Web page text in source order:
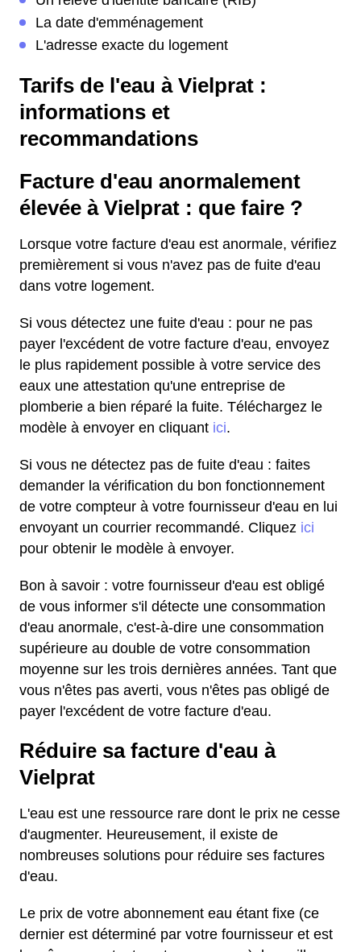
La date d'emménagement
L'adresse exacte du logement
Tarifs de l'eau à Vielprat :
informations et
recommandations
Facture d'eau anormalement
élevée à Vielprat : que faire ?
Lorsque votre facture d'eau est anormale, vérifiez
premièrement si vous n'avez pas de fuite d'eau
dans votre logement.
Si vous détectez une fuite d'eau : pour ne pas
payer l'excédent de votre facture d'eau, envoyez
le plus rapidement possible à votre service des
eaux une attestation qu'une entreprise de
plomberie a bien réparé la fuite. Téléchargez le
modèle à envoyer en cliquant ici.
Si vous ne détectez pas de fuite d'eau : faites
demander la vérification du bon fonctionnement
de votre compteur à votre fournisseur d'eau en lui
envoyant un courrier recommandé. Cliquez ici
pour obtenir le modèle à envoyer.
Bon à savoir : votre fournisseur d'eau est obligé
de vous informer s'il détecte une consommation
d'eau anormale, c'est-à-dire une consommation
supérieure au double de votre consommation
moyenne sur les trois dernières années. Tant que
vous n'êtes pas averti, vous n'êtes pas obligé de
payer l'excédent de votre facture d'eau.
Réduire sa facture d'eau à
Vielprat
L'eau est une ressource rare dont le prix ne cesse
d'augmenter. Heureusement, il existe de
nombreuses solutions pour réduire ses factures
d'eau.
Le prix de votre abonnement eau étant fixe (ce
dernier est déterminé par votre fournisseur et est